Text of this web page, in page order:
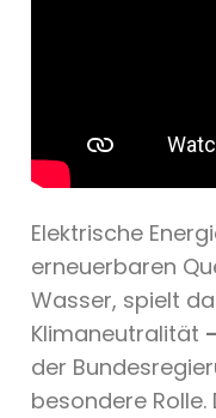
Elektrische
erneuerbaren
Wasser, spielt
Klimaneutralität
der
besondere